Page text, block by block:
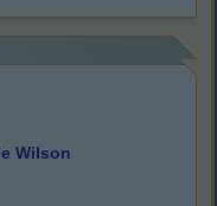
Wilson